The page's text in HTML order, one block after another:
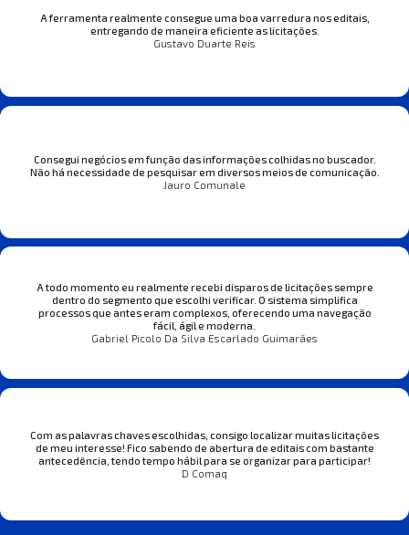
A ferramenta realmente consegue uma boa varredura nos editais,
entregando de maneira eficiente as licitações.
Gustavo Duarte Reis
Consegui negócios em função das informações colhidas no buscador.
Não há necessidade de pesquisar em diversos meios de comunicação.
Jauro Comunale
A todo momento eu realmente recebi disparos de licitações sempre
dentro do segmento que escolhi verificar. O sistema simplifica
processos que antes eram complexos, oferecendo uma navegação
fácil, ágil e moderna.
Gabriel Picolo Da Silva Escarlado Guimarães
Com as palavras chaves escolhidas, consigo localizar muitas licitações
de meu interesse! Fico sabendo de abertura de editais com bastante
antecedência, tendo tempo hábil para se organizar para participar!
D Comaq